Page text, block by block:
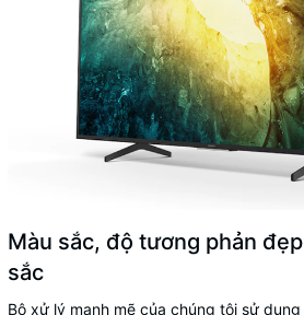
Màu sắc, độ tương phản
sắc
Bộ xử lý mạnh mẽ của chúng tôi sử